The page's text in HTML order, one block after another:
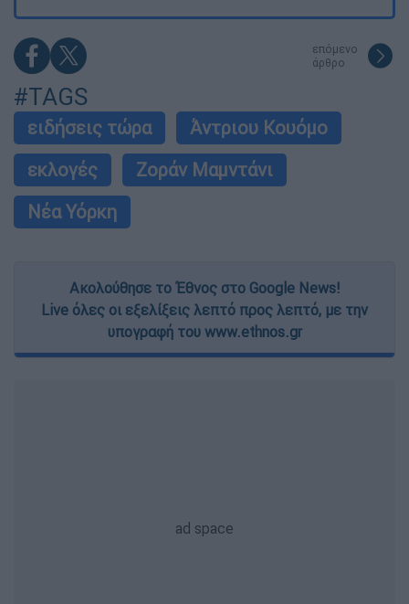
επόμενο
άρθρο
#TAGS
ειδήσεις τώρα
Άντριου Κουόμο
εκλογές
Ζοράν Μαμντάνι
Νέα Υόρκη
Ακολούθησε το Έθνος στο Google News!
Live όλες οι εξελίξεις λεπτό προς λεπτό, με την
υπογραφή του www.ethnos.gr